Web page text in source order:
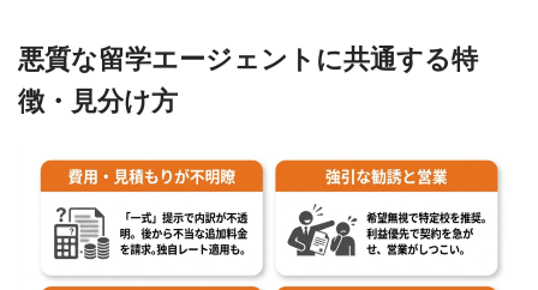
悪質な留学エージェントに共通する特
徴・見分け方